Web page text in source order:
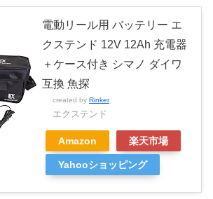
電動リール用 バッテリー エ
クステンド 12V 12Ah 充電器
＋ケース付き シマノ ダイワ
互換 魚探
created by Rinker
エクステンド
Amazon 楽天市場
Yahooショッピング